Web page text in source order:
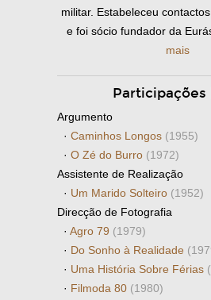
militar. Estabeleceu
e foi sócio fundador da
mais
Participações
Argumento
· Caminhos Longos (1955)
· O Zé do Burro (1972)
Assistente de Realização
· Um Marido Solteiro (1952)
Direcção de Fotografia
· Agro 79 (1979)
· Do Sonho à Realidade
· Uma História Sobre Férias
· Filmoda 80 (1980)